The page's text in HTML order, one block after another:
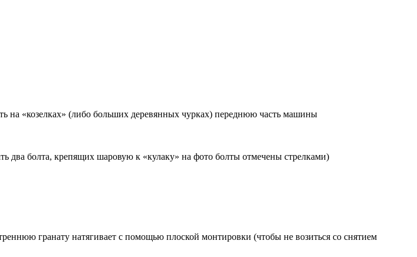
на «козелках» (либо больших деревянных чурках) переднюю часть машины
два болта, крепящих шаровую к «кулаку» на фото болты отмечены стрелками)
гранату натягивает с помощью плоской монтировки (чтобы не возиться со снятием